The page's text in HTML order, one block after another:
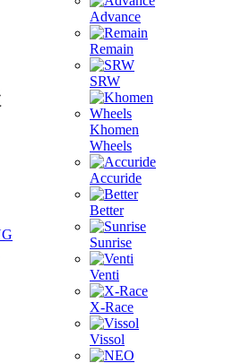
Advance
Remain
SRW
Khomen
Wheels
Accuride
Better
Sunrise
Venti
X-Race
Vissol